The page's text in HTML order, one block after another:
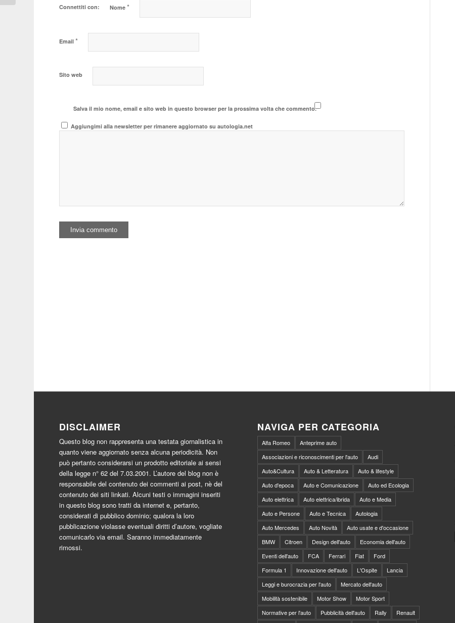
Connettiti con: Nome*
Email*
Sito web
Salva il mio nome, email e sito web in questo browser per la prossima volta che commento.
Aggiungimi alla newsletter per rimanere aggiornato su autologia.net
DISCLAIMER
Questo blog non rappresenta una testata giornalistica in
quanto viene aggiornato senza alcuna periodicità. Non
può pertanto considerarsi un prodotto editoriale ai sensi
della legge n° 62 del 7.03.2001. L’autore del blog non è
responsabile del contenuto dei commenti ai post, nè del
contenuto dei siti linkati. Alcuni testi o immagini inseriti
in questo blog sono tratti da internet e, pertanto,
considerati di pubblico dominio; qualora la loro
pubblicazione violasse eventuali diritti d’autore, vogliate
comunicarlo via email. Saranno immediatamente
rimossi.
NAVIGA PER CATEGORIA
Alfa Romeo
Anteprime auto
Associazioni e riconoscimenti per l'auto
Audi
Auto&Cultura
Auto & Letteratura
Auto & lifestyle
Auto d'epoca
Auto e Comunicazione
Auto ed Ecologia
Auto elettrica
Auto elettrica/ibrida
Auto e Media
Auto e Persone
Auto e Tecnica
Autologia
Auto Mercedes
Auto Novità
Auto usate e d'occasione
BMW
Citroen Design dell'auto
Economia dell'auto
Eventi dell'auto
FCA Ferrari Fiat
Ford
Formula 1
Innovazione dell'auto L'Ospite
Lancia
Leggi e burocrazia per l'auto
Mercato dell'auto
Mobilità sostenibile
Motor Show
Motor Sport
Normative per l'auto
Pubblicità dell'auto Rally
Renault